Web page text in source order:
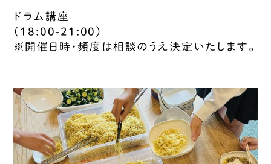
ドラム講座
（18:00-21:00）
※開催日時・頻度は相談のうえ決定いたします。